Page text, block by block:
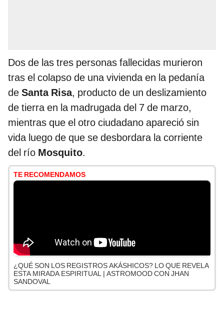
Dos de las tres personas fallecidas murieron
tras el colapso de una vivienda en la pedanía
de Santa Risa, producto de un deslizamiento
de tierra en la madrugada del 7 de marzo,
mientras que el otro ciudadano apareció sin
vida luego de que se desbordara la corriente
del río Mosquito.
TE RECOMENDAMOS
¿QUÉ SON LOS REGISTROS AKÁSHICOS? LO QUE REVELA
ESTA MIRADA ESPIRITUAL | ASTROMOOD CON JHAN
SANDOVAL